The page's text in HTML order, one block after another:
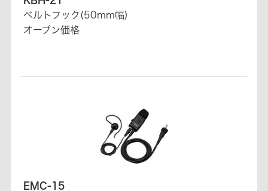
ベルトフック(50mm幅)
オープン価格
EMC-15